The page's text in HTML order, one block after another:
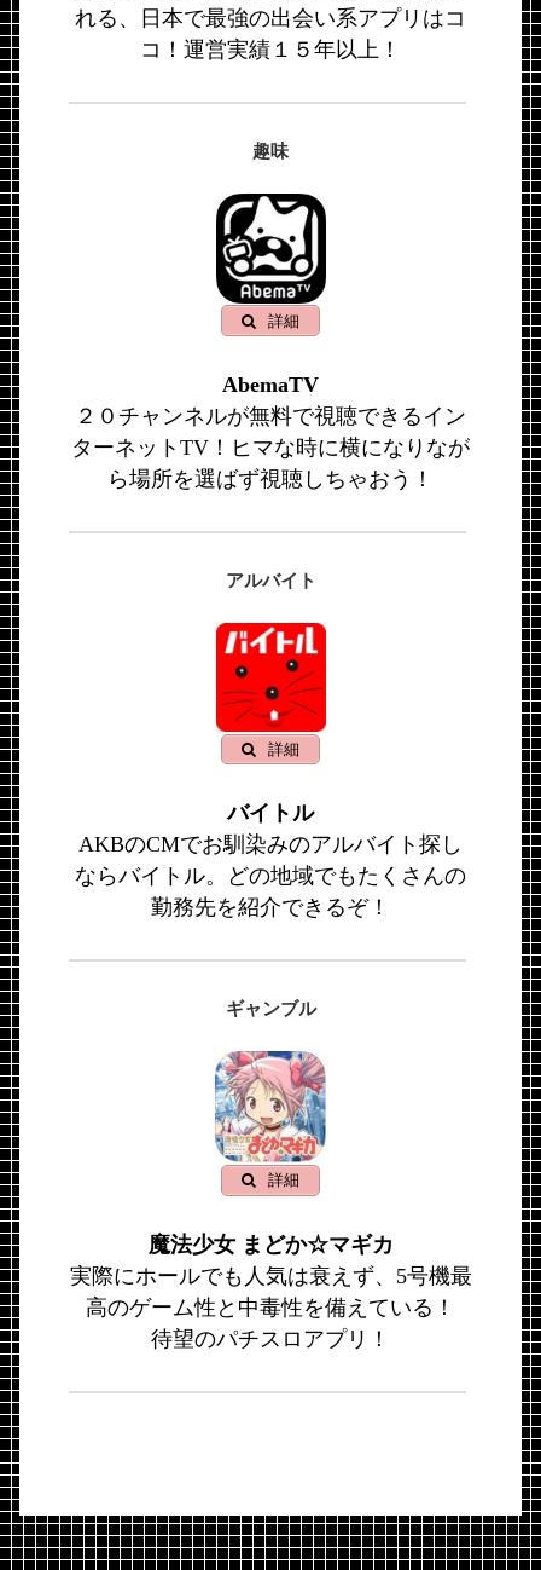
れる、日本で最強の出会い系アプリはコ
コ！運営実績１５年以上！
趣味
詳細
AbemaTV
２０チャンネルが無料で視聴できるイン
ターネットTV！ヒマな時に横になりなが
ら場所を選ばず視聴しちゃおう！
アルバイト
詳細
バイトル
AKBのCMでお馴染みのアルバイト探し
ならバイトル。どの地域でもたくさんの
勤務先を紹介できるぞ！
ギャンブル
詳細
魔法少女 まどか☆マギカ
実際にホールでも人気は衰えず、5号機最
高のゲーム性と中毒性を備えている！
待望のパチスロアプリ！